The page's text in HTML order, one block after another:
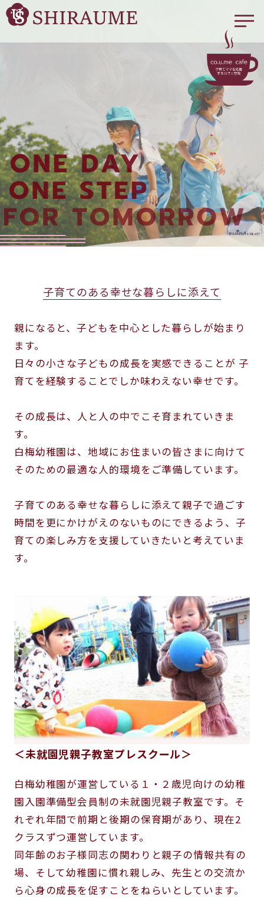
子育てのある幸せな暮らしに添えて
親になると、子どもを中心とした暮らしが始まり
ます。
日々の小さな子どもの成長を実感できることが 子
育てを経験することでしか味わえない幸せです。
その成長は、人と人の中でこそ育まれていきま
す。
白梅幼稚園は、地域にお住まいの皆さまに向けて
そのための最適な人的環境をご準備しています。
子育てのある幸せな暮らしに添えて親子で過ごす
時間を更にかけがえのないものにできるよう、 子
育ての楽しみ方を支援していきたいと考えていま
す。
＜未就園児親子教室プレスクール＞
白梅幼稚園が運営している１・２歳児向けの幼稚
園入園準備型会員制の未就園児親子教室です。そ
れぞれ年間で前期と後期の保育期があり、現在2
クラスずつ運営しています。
同年齢のお子様同志の関わりと親子の情報共有の
場、そして幼稚園に慣れ親しみ、先生との交流か
ら心身の成長を促すことをねらいとしています。